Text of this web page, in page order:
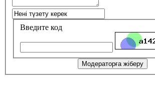
Введите код
Модераторға жіберу